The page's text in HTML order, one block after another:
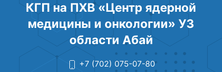
КГП на ПХВ «Центр ядерной
медицины и онкологии» УЗ
области Абай
+7 (702) 075-07-80